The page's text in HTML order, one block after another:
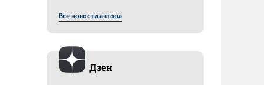
Все новости автора
Дзен